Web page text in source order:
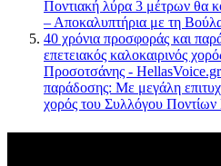
Ποντιακή λύρα 3 μέτρων θα
– Αποκαλυπτήρια με τη
40 χρόνια προσφοράς και
επετειακός καλοκαιρινός
Προσοτσάνης - HellasVoice.gr
παράδοσης: Με μεγάλη
χορός του Συλλόγου